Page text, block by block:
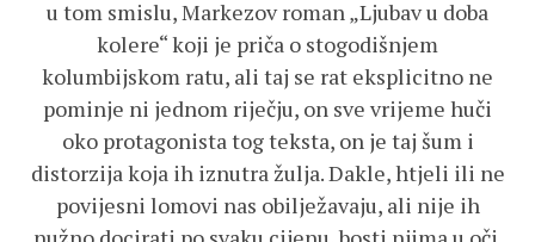
u tom smislu, Markezov roman „Ljubav u doba
kolere“ koji je priča o stogodišnjem
kolumbijskom ratu, ali taj se rat eksplicitno ne
pominje ni jednom riječju, on sve vrijeme huči
oko protagonista tog teksta, on je taj šum i
distorzija koja ih iznutra žulja. Dakle, htjeli ili ne
povijesni lomovi nas obilježavaju, ali nije ih